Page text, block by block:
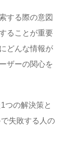
する際の意図
ることが重要
どんな情報が
ザーの関心を
つの解決策と
失敗する人の